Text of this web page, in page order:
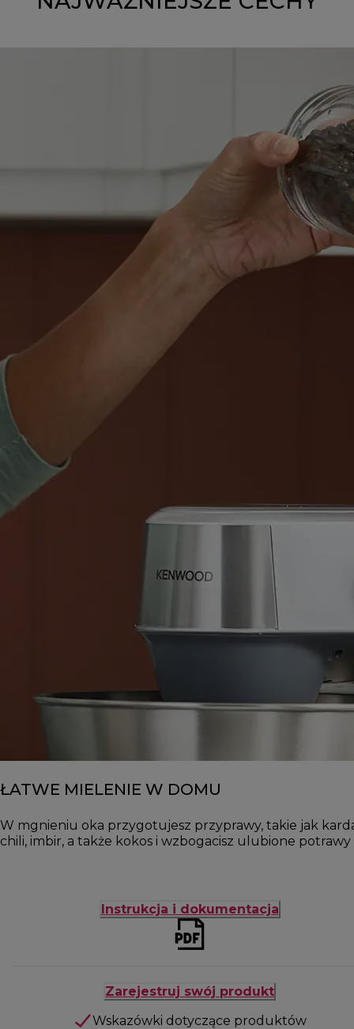
ŁATWE MIELENIE W DOMU
W mgnieniu oka przygotujesz przyprawy, takie jak
chili, imbir, a także kokos i wzbogacisz ulubione potrawy
Instrukcja i dokumentacja
Zarejestruj swój produkt
Wskazówki dotyczące produktów